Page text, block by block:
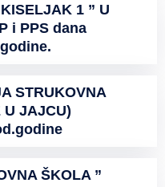
1 ” U
i PPS dana
STRUKOVNA
U JAJCU)
ŠKOLA ”